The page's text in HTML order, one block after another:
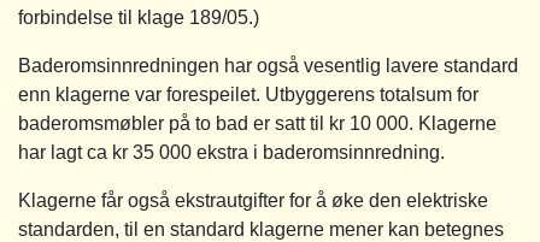
forbindelse til klage 189/05.)
Baderomsinnredningen har også vesentlig lavere standard
enn klagerne var forespeilet. Utbyggerens totalsum for
baderomsmøbler på to bad er satt til kr 10 000. Klagerne
har lagt ca kr 35 000 ekstra i baderomsinnredning.
Klagerne får også ekstrautgifter for å øke den elektriske
standarden, til en standard klagerne mener kan betegnes